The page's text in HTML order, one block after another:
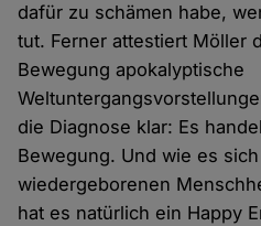
dafür zu schämen habe,
tut. Ferner attestiert Möller
Bewegung apokalyptische
die Diagnose klar: Es
Bewegung. Und wie es
wiedergeborenen
hat es natürlich ein Happy